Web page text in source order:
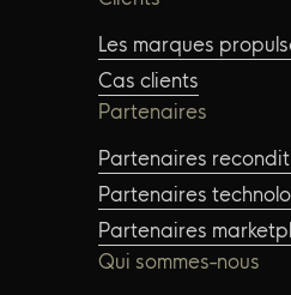
Les marques
Cas clients
Partenaires
Partenaires
Partenaires
Partenaires
Qui sommes-nous